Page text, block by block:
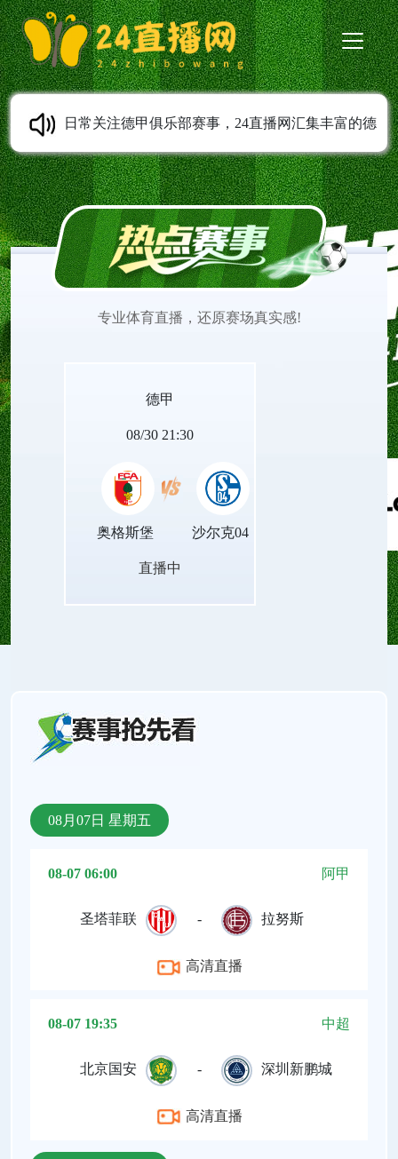
日常关注德甲俱乐部赛事，24直播网汇集丰富的德
甲直播内容。德甲高清直播支持免费在线观看，全
程无需安装任何插件。平台实时更新赛程安排，第
专业体育直播，还原赛场真实感!
德甲
08/30 21:30
奥格斯堡 沙尔克04
直播中
08月07日 星期五
08-07 06:00 阿甲
圣塔菲联 - 拉努斯
高清直播
08-07 19:35 中超
北京国安 - 深圳新鹏城
高清直播